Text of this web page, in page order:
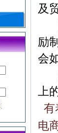
及
励
会
上
有
电